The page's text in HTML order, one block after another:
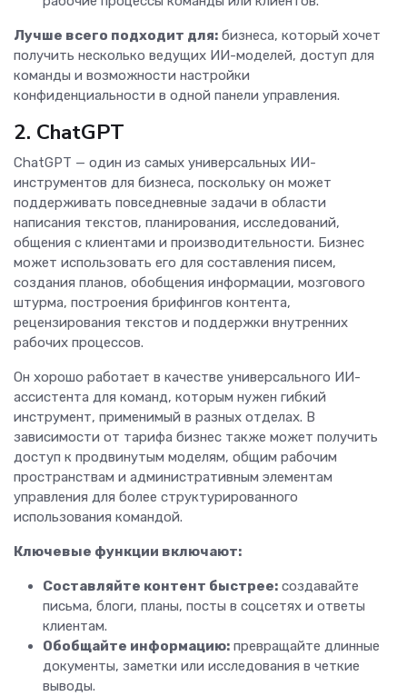
Лучше всего подходит для: бизнеса, который хочет
получить несколько ведущих ИИ-моделей, доступ для
команды и возможности настройки
конфиденциальности в одной панели управления.
2. ChatGPT
ChatGPT — один из самых универсальных ИИ-
инструментов для бизнеса, поскольку он может
поддерживать повседневные задачи в области
написания текстов, планирования, исследований,
общения с клиентами и производительности. Бизнес
может использовать его для составления писем,
создания планов, обобщения информации, мозгового
штурма, построения брифингов контента,
рецензирования текстов и поддержки внутренних
рабочих процессов.
Он хорошо работает в качестве универсального ИИ-
ассистента для команд, которым нужен гибкий
инструмент, применимый в разных отделах. В
зависимости от тарифа бизнес также может получить
доступ к продвинутым моделям, общим рабочим
пространствам и административным элементам
управления для более структурированного
использования командой.
Ключевые функции включают:
Составляйте контент быстрее: создавайте
письма, блоги, планы, посты в соцсетях и ответы
клиентам.
Обобщайте информацию: превращайте длинные
документы, заметки или исследования в четкие
выводы.